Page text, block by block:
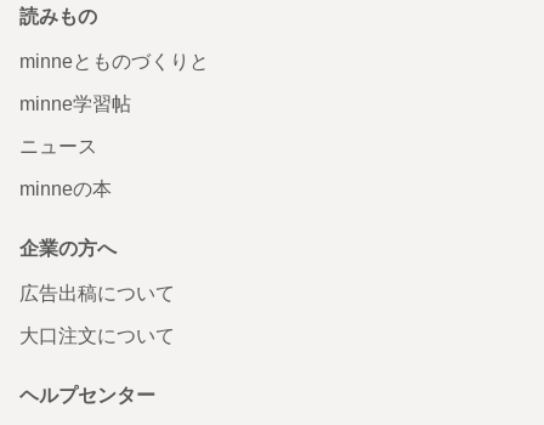
読みもの
minneとものづくりと
minne学習帖
ニュース
minneの本
企業の方へ
広告出稿について
大口注文について
ヘルプセンター